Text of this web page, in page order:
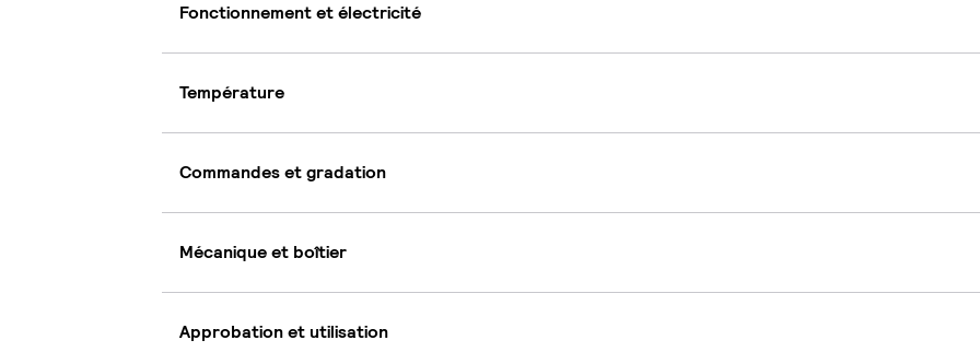
Fonctionnement et électricité
Température
Commandes et gradation
Mécanique et boîtier
Approbation et utilisation